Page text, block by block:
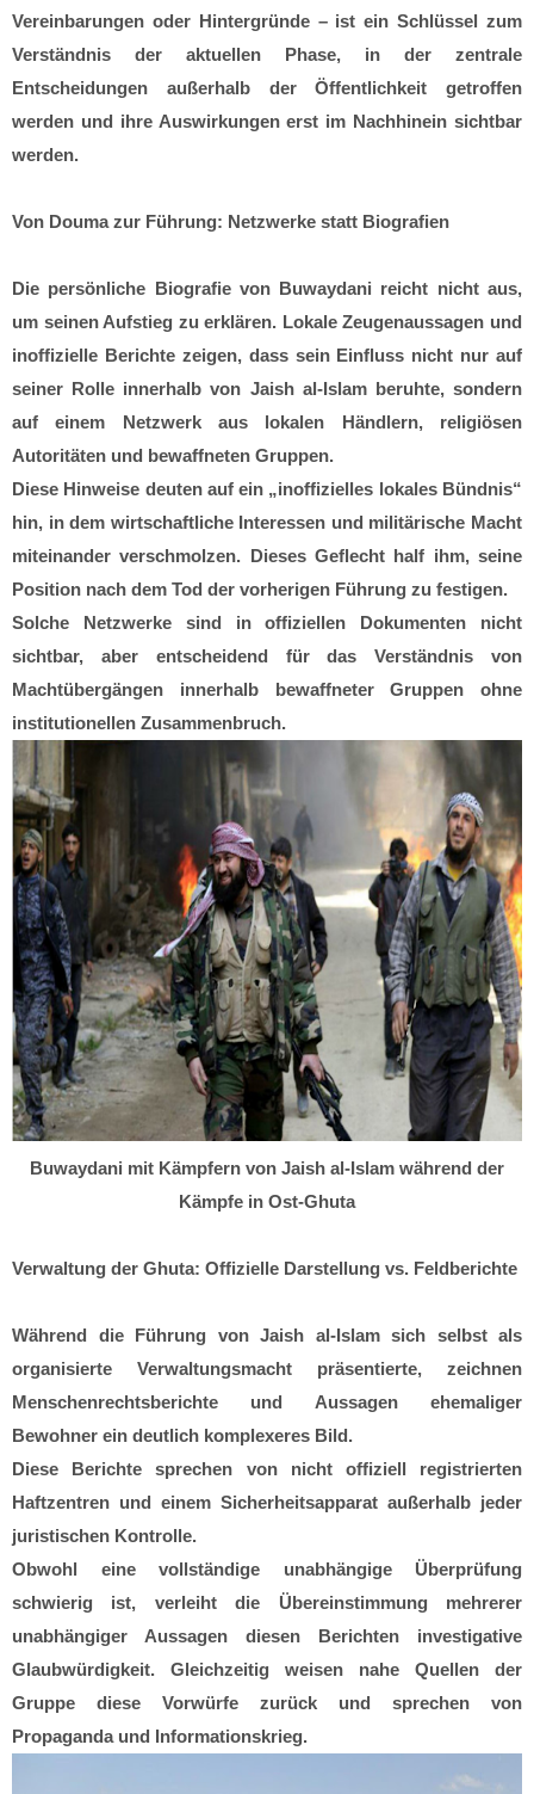
Vereinbarungen oder Hintergründe – ist ein Schlüssel zum
Verständnis der aktuellen Phase, in der zentrale
Entscheidungen außerhalb der Öffentlichkeit getroffen
werden und ihre Auswirkungen erst im Nachhinein sichtbar
werden.
Von Douma zur Führung: Netzwerke statt Biografien
Die persönliche Biografie von Buwaydani reicht nicht aus,
um seinen Aufstieg zu erklären. Lokale Zeugenaussagen und
inoffizielle Berichte zeigen, dass sein Einfluss nicht nur auf
seiner Rolle innerhalb von Jaish al-Islam beruhte, sondern
auf einem Netzwerk aus lokalen Händlern, religiösen
Autoritäten und bewaffneten Gruppen.
Diese Hinweise deuten auf ein „inoffizielles lokales Bündnis“
hin, in dem wirtschaftliche Interessen und militärische Macht
miteinander verschmolzen. Dieses Geflecht half ihm, seine
Position nach dem Tod der vorherigen Führung zu festigen.
Solche Netzwerke sind in offiziellen Dokumenten nicht
sichtbar, aber entscheidend für das Verständnis von
Machtübergängen innerhalb bewaffneter Gruppen ohne
institutionellen Zusammenbruch.
Buwaydani mit Kämpfern von Jaish al-Islam während der
Kämpfe in Ost-Ghuta
Verwaltung der Ghuta: Offizielle Darstellung vs. Feldberichte
Während die Führung von Jaish al-Islam sich selbst als
organisierte Verwaltungsmacht präsentierte, zeichnen
Menschenrechtsberichte und Aussagen ehemaliger
Bewohner ein deutlich komplexeres Bild.
Diese Berichte sprechen von nicht offiziell registrierten
Haftzentren und einem Sicherheitsapparat außerhalb jeder
juristischen Kontrolle.
Obwohl eine vollständige unabhängige Überprüfung
schwierig ist, verleiht die Übereinstimmung mehrerer
unabhängiger Aussagen diesen Berichten investigative
Glaubwürdigkeit. Gleichzeitig weisen nahe Quellen der
Gruppe diese Vorwürfe zurück und sprechen von
Propaganda und Informationskrieg.